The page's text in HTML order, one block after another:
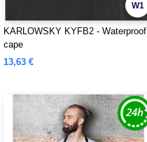
W1
KARLOWSKY KYFB2 - Waterproof
cape
13,63 €